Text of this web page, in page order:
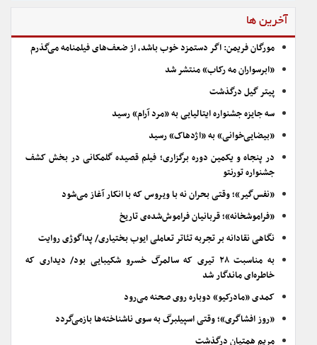
آخرین ها
مورگان فریمن: اگر دستمزد خوب باشد، از ضعف‌های فیلمنامه می‌گذرم
«ابرسواران مه رکاب» منتشر شد
پیتر گیل درگذشت
سه جایزه جشنواره ایتالیایی به «مرد آرام» رسید
«بیضایی‌خوانی» به «اژدهاک» رسید
در پنجاه و یکمین دوره برگزاری؛ فیلم قصیده گلمکانی در بخش کشف
جشنواره تورنتو
«نفس‌گیر»؛ وقتی بحران نه با ویروس که با انکار آغاز می‌شود
«فراموشخانه»؛ قربانیان فراموش‌شده‌ی تاریخ
نگاهی نقادانه بر تجربه تئاتر تعاملی ایوب بختیاری/ پداگوژی روایت
به مناسبت ۲۸ تیری که سالمرگ خسرو شکیبایی بود/ دیداری که
خاطره‌ای ماندگار شد
کمدی «مادرکیو» دوباره روی صحنه می‌رود
«روز افشاگری»؛ وقتی اسپیلبرگ به سوی ناشناخته‌ها بازمی‌گردد
مریم همتیان درگذشت